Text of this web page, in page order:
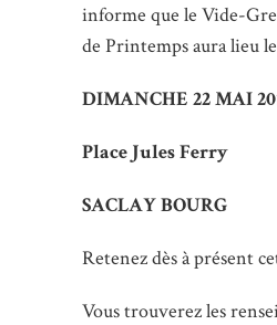
informe que le Vide-
de Printemps aura lieu le
DIMANCHE 22 MAI
Place Jules Ferry
SACLAY BOURG
Retenez dès à présent
Vous trouverez les